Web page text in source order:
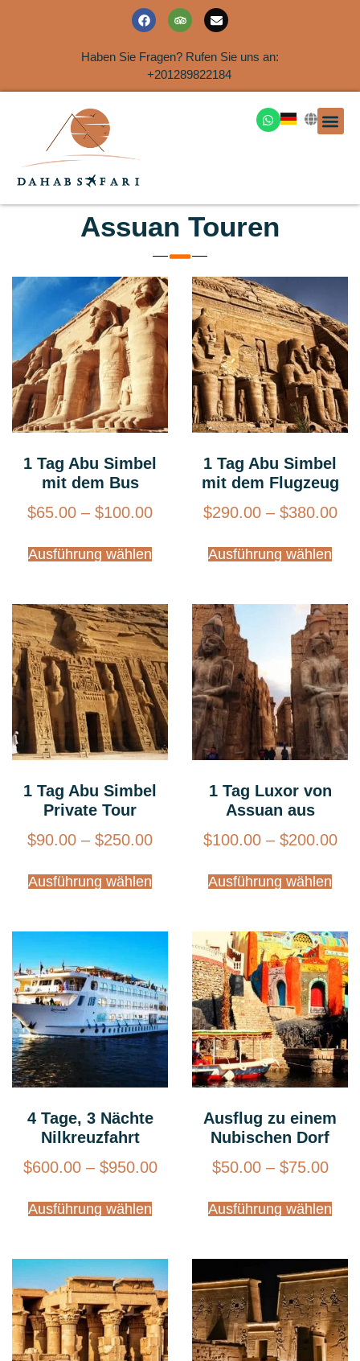
Haben Sie Fragen? Rufen Sie uns an:
+201289822184
Assuan Touren
1 Tag Abu Simbel
mit dem Bus
$65.00 – $100.00
Ausführung wählen
1 Tag Abu Simbel
mit dem Flugzeug
$290.00 – $380.00
Ausführung wählen
1 Tag Abu Simbel
Private Tour
$90.00 – $250.00
Ausführung wählen
1 Tag Luxor von
Assuan aus
$100.00 – $200.00
Ausführung wählen
4 Tage, 3 Nächte
Nilkreuzfahrt
$600.00 – $950.00
Ausführung wählen
Ausflug zu einem
Nubischen Dorf
$50.00 – $75.00
Ausführung wählen